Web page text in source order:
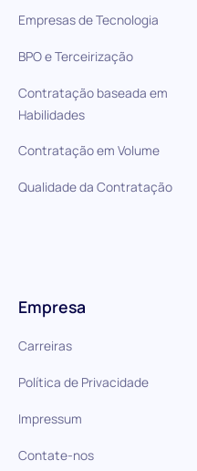
Empresas de Tecnologia
BPO e Terceirização
Contratação baseada em
Habilidades
Contratação em Volume
Qualidade da Contratação
Empresa
Carreiras
Política de Privacidade
Impressum
Contate-nos